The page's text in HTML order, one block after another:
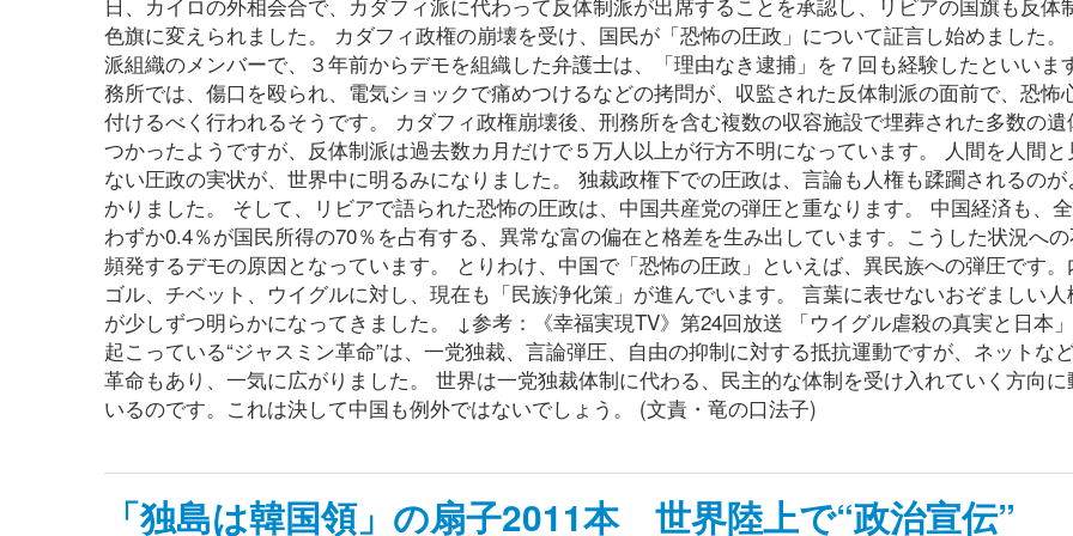
色旗に変えられました。 カダフィ政権の崩壊を受け、国民が「恐怖の圧政」について証言し始めました
派組織のメンバーで、３年前からデモを組織した弁護士は、「理由なき逮捕」を７回も経験したといいま
務所では、傷口を殴られ、電気ショックで痛めつけるなどの拷問が、収監された反体制派の面前で、恐怖
付けるべく行われるそうです。 カダフィ政権崩壊後、刑務所を含む複数の収容施設で埋葬された多数の
つかったようですが、反体制派は過去数カ月だけで５万人以上が行方不明になっています。 人間を人間
ない圧政の実状が、世界中に明るみになりました。 独裁政権下での圧政は、言論も人権も蹂躙されるの
かりました。 そして、リビアで語られた恐怖の圧政は、中国共産党の弾圧と重なります。 中国経済も、
わずか0.4％が国民所得の70％を占有する、異常な富の偏在と格差を生み出しています。こうした状況へ
頻発するデモの原因となっています。 とりわけ、中国で「恐怖の圧政」といえば、異民族への弾圧です
ゴル、チベット、ウイグルに対し、現在も「民族浄化策」が進んでいます。 言葉に表せないおぞましい
が少しずつ明らかになってきました。 ↓参考：《幸福実現TV》第24回放送 「ウイグル虐殺の真実と日本
起こっている“ジャスミン革命”は、一党独裁、言論弾圧、自由の抑制に対する抵抗運動ですが、ネットな
革命もあり、一気に広がりました。 世界は一党独裁体制に代わる、民主的な体制を受け入れていく方向
いるのです。これは決して中国も例外ではないでしょう。 (文責・竜の口法子)
「独島は韓国領」の扇子2011本 世界陸上で“政治宣伝”